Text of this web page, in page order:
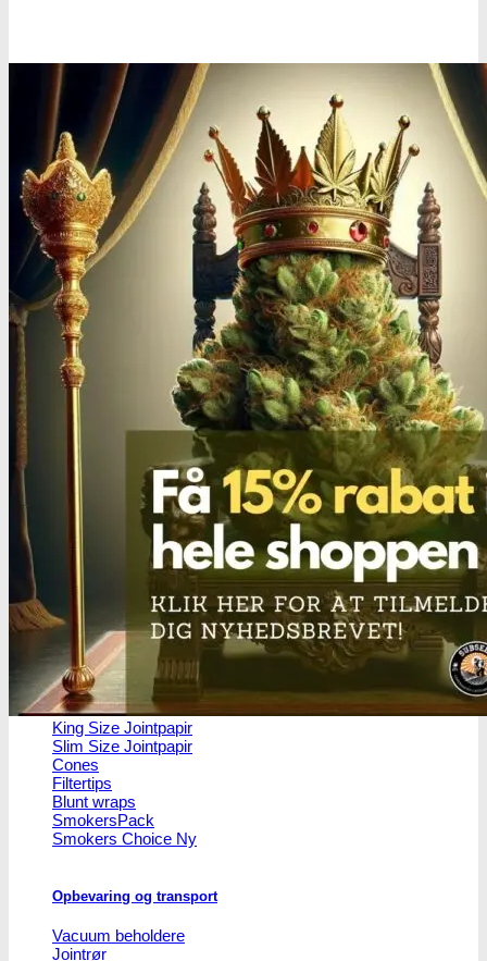
Oplev alle vores tests her
Headshop
Jointpapir og filter
King Size Jointpapir
Slim Size Jointpapir
Cones
Filtertips
Blunt wraps
SmokersPack
Smokers Choice
Opbevaring og transport
Vacuum beholdere
Jointrør